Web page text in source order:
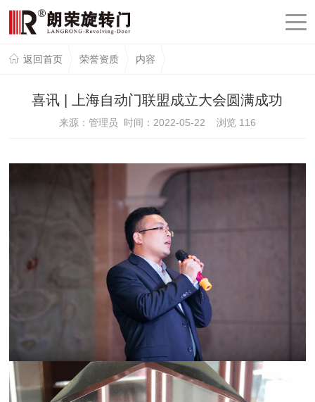
返回首页 荣誉资质 内容
喜讯 | 上海自动门联盟成立大会圆满成功
来源：管理员 时间：2022-05-22 浏览 116